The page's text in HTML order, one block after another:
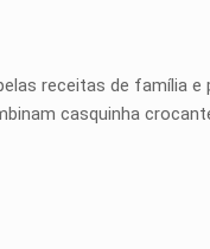
receitas de família e
casquinha